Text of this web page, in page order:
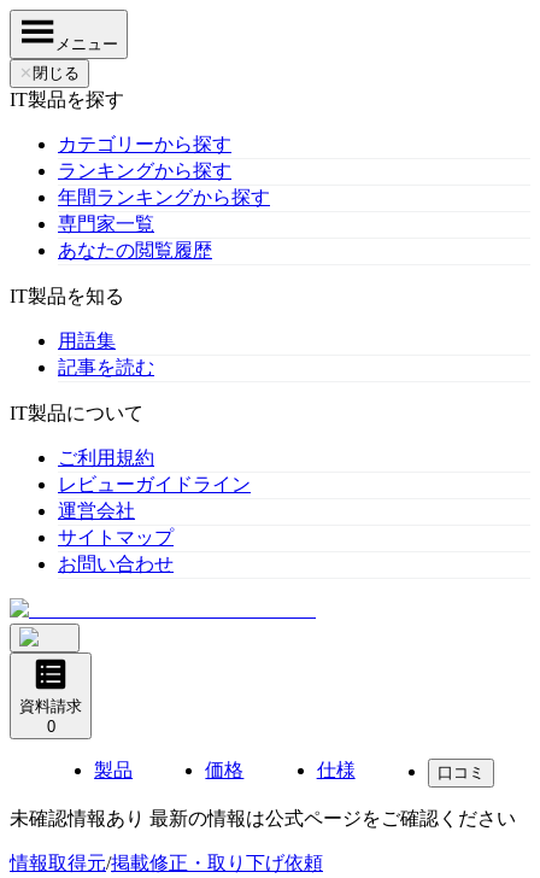
メニュー
✕ 閉じる
IT製品を探す
カテゴリーから探す
ランキングから探す
年間ランキングから探す
専門家一覧
あなたの閲覧履歴
IT製品を知る
用語集
記事を読む
IT製品について
ご利用規約
レビューガイドライン
運営会社
サイトマップ
お問い合わせ
資料請求
0
製品 価格 仕様 口コミ
未確認情報あり 最新の情報は公式ページをご確認ください
情報取得元/掲載修正・取り下げ依頼